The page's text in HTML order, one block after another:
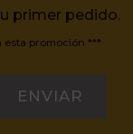
primer pedido.
promoción ***
ENVIAR